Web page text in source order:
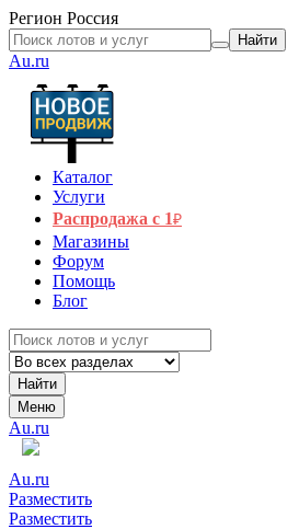
Регион Россия
Найти
Au.ru
Каталог
Услуги
Распродажа с 1₽
Магазины
Форум
Помощь
Блог
Найти
Меню
Au.ru
Au.ru
Разместить
Разместить